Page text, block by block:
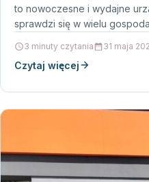
to nowoczesne i wydajne
sprawdzi się w wielu
3 minuty czytania 31 maja
Czytaj więcej